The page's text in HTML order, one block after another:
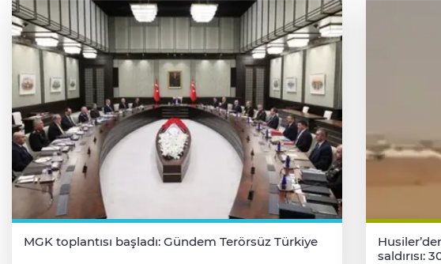
MGK toplantısı başladı: Gündem Terörsüz Türkiye
saldırısı: